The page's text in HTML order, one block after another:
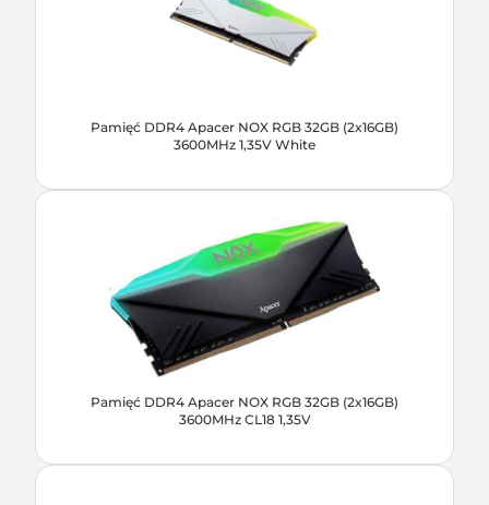
Pamięć DDR4 Apacer NOX RGB 32GB (2x16GB)
3600MHz 1,35V White
Pamięć DDR4 Apacer NOX RGB 32GB (2x16GB)
3600MHz CL18 1,35V